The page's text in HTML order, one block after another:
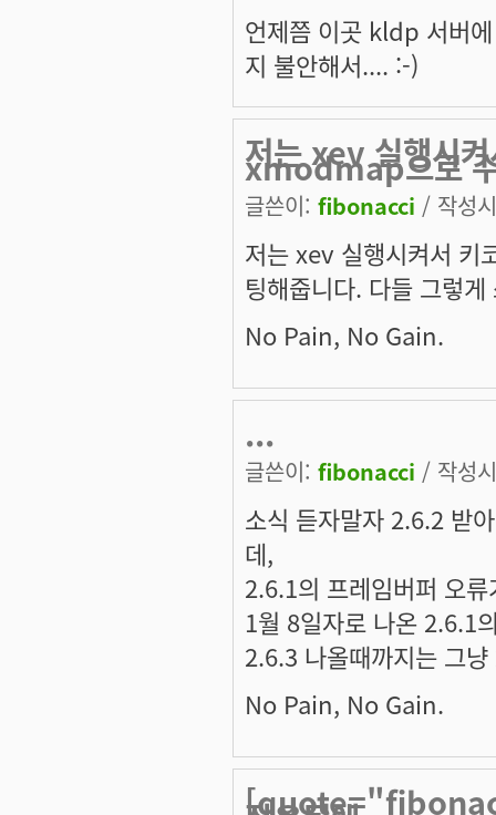
언제쯤 이곳 kldp 서버
지 불안해서.... :-)
저는 xev 실행시
xmodmap으로
글쓴이: fibonacci / 작성
저는 xev 실행시켜서
팅해줍니다. 다들 그렇
No Pain, No Gain.
...
글쓴이: fibonacci / 작성
소식 듣자말자 2.6.2 받
데,
2.6.1의 프레임버퍼 오
1월 8일자로 나온 2.6.1
2.6.3 나올때까지는 그
No Pain, No Gain.